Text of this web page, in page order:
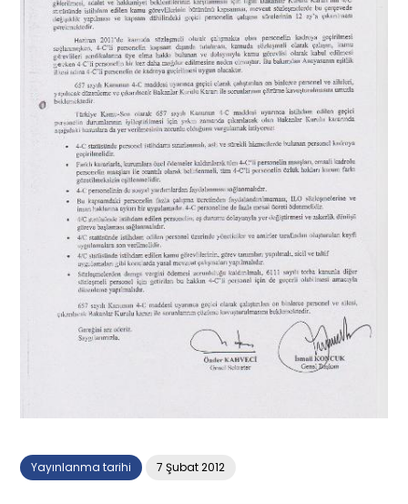
Yayınlanma tarihi 7 Şubat 2012